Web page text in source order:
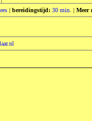
| bereidingstijd: 30 min. | Meer